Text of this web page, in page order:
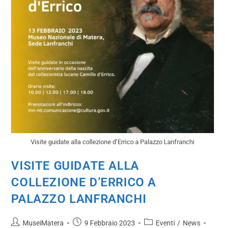
Visite guidate alla collezione d’Errico a Palazzo Lanfranchi
VISITE GUIDATE ALLA
COLLEZIONE D’ERRICO A
PALAZZO LANFRANCHI
MuseiMatera 9 Febbraio 2023 Eventi / News